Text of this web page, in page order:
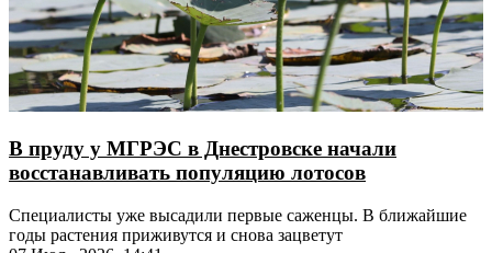
В пруду у МГРЭС в Днестровске начали
восстанавливать популяцию лотосов
Специалисты уже высадили первые саженцы. В ближайшие
годы растения приживутся и снова зацветут